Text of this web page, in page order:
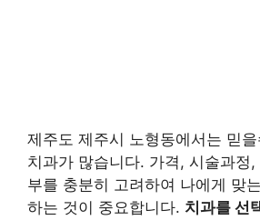
제주도 제주시 노형동에서는 믿
치과가 많습니다. 가격, 시술과정,
부를 충분히 고려하여 나에게 맞
하는 것이 중요합니다. 치과를 선